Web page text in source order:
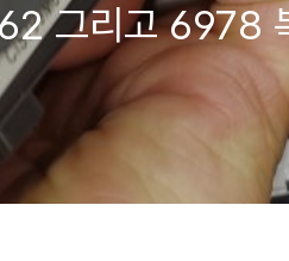
그리고 6978